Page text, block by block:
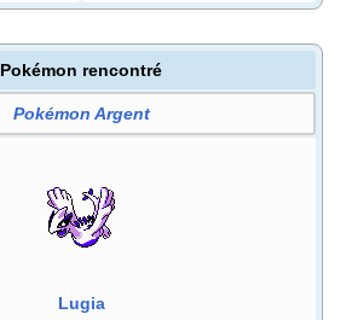
Pokémon rencontré
Pokémon Argent
Lugia